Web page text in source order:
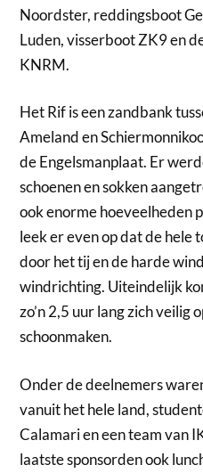
Noordster, reddingsboot
Luden, visserboot ZK9 en
KNRM.
Het Rif is een zandbank
Ameland en
de Engelsmanplaat. Er
schoenen en sokken
ook enorme hoeveelheden
leek er even op dat de hele
door het tij en de harde
windrichting. Uiteindelijk
zo’n 2,5 uur lang zich veilig
schoonmaken.
Onder de deelnemers
vanuit het hele land,
Calamari en een team van
laatste sponsorden ook